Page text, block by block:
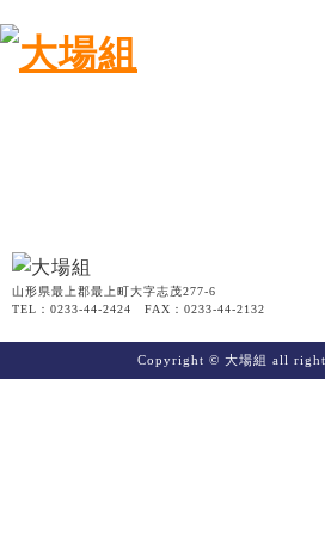
山形県最上郡最上町大字志茂277-6
TEL：0233-44-2424 FAX：0233-44-2132
Copyright © 大場組 all